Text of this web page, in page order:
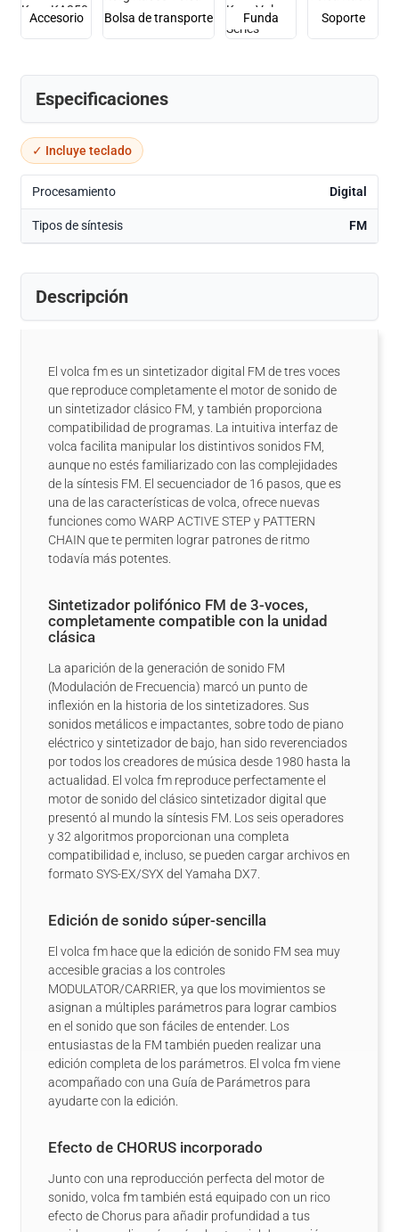
Accesorio Bolsa de transporte Funda Soporte
Especificaciones
✓ Incluye teclado
Procesamiento Digital
Tipos de síntesis FM
Descripción
El volca fm es un sintetizador digital FM de tres voces
que reproduce completamente el motor de sonido de
un sintetizador clásico FM, y también proporciona
compatibilidad de programas. La intuitiva interfaz de
volca facilita manipular los distintivos sonidos FM,
aunque no estés familiarizado con las complejidades
de la síntesis FM. El secuenciador de 16 pasos, que es
una de las características de volca, ofrece nuevas
funciones como WARP ACTIVE STEP y PATTERN
CHAIN que te permiten lograr patrones de ritmo
todavía más potentes.
Sintetizador polifónico FM de 3-voces,
completamente compatible con la unidad
clásica
La aparición de la generación de sonido FM
(Modulación de Frecuencia) marcó un punto de
inflexión en la historia de los sintetizadores. Sus
sonidos metálicos e impactantes, sobre todo de piano
eléctrico y sintetizador de bajo, han sido reverenciados
por todos los creadores de música desde 1980 hasta la
actualidad. El volca fm reproduce perfectamente el
motor de sonido del clásico sintetizador digital que
presentó al mundo la síntesis FM. Los seis operadores
y 32 algoritmos proporcionan una completa
compatibilidad e, incluso, se pueden cargar archivos en
formato SYS-EX/SYX del Yamaha DX7.
Edición de sonido súper-sencilla
El volca fm hace que la edición de sonido FM sea muy
accesible gracias a los controles
MODULATOR/CARRIER, ya que los movimientos se
asignan a múltiples parámetros para lograr cambios
en el sonido que son fáciles de entender. Los
entusiastas de la FM también pueden realizar una
edición completa de los parámetros. El volca fm viene
acompañado con una Guía de Parámetros para
ayudarte con la edición.
Efecto de CHORUS incorporado
Junto con una reproducción perfecta del motor de
sonido, volca fm también está equipado con un rico
efecto de Chorus para añadir profundidad a tus